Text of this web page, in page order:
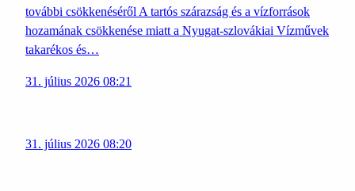
további csökkenéséről A tartós szárazság és a vízforrások
hozamának csökkenése miatt a Nyugat-szlovákiai Vízművek
takarékos és…
31. július 2026 08:21
31. július 2026 08:20